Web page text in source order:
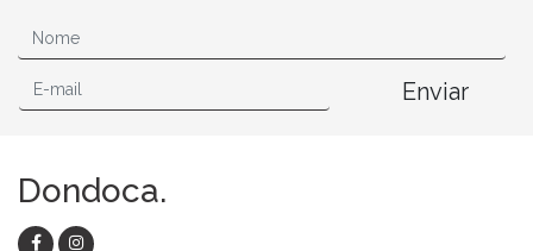
Enviar
Dondoca.